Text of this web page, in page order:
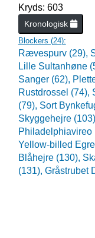
Kryds: 603
Kronologisk
Blockers (24):
Rævespurv (29),
Lille Sultanhøne
Sanger (62),
Rustdrossel (74),
(79), Sort
Skyggehejre
Philadelphiavireo
Yellow-billed
Blåhejre (130),
(131), Gråstrubet